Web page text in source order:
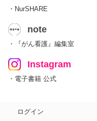
・NurSHARE
note
・『がん看護』編集室
Instagram
・電子書籍 公式
ログイン